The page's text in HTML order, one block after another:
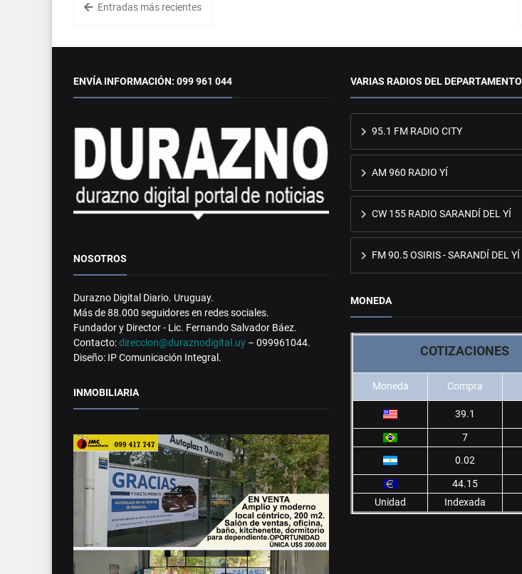
Entradas más recientes
ENVÍA INFORMACIÓN: 099 961 044
NOSOTROS
Durazno Digital Diario. Uruguay.
Más de 88.000 seguidores en redes sociales.
Fundador y Director - Lic. Fernando Salvador Báez.
Contacto:direccion@duraznodigital.uy – 099961044.
Diseño: IP Comunicación Integral.
INMOBILIARIA
VARIAS RADIOS DEL DEPARTAMENTO
95.1 FM RADIO CITY
AM 960 RADIO YÍ
CW 155 RADIO SARANDÍ DEL YÍ
FM 90.5 OSIRIS - SARANDÍ DEL YÍ
MONEDA
COTIZACIONES
Moneda Compra
39.1
7
0.02
44.15
Unidad
Indexada